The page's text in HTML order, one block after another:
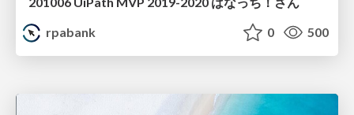
rpabank
0 500